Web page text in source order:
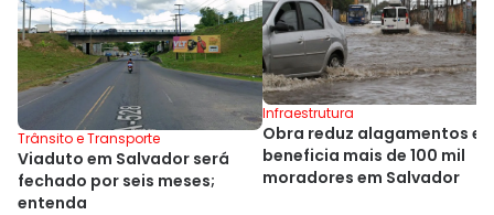
Trânsito e Transporte
Viaduto em Salvador será
fechado por seis meses;
entenda
Infraestrutura
Obra reduz alagamentos e
beneficia mais de 100 mil
moradores em Salvador